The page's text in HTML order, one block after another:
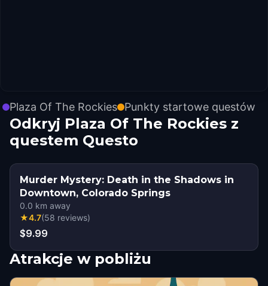
Plaza Of The Rockies Punkty startowe questów
Odkryj Plaza Of The Rockies z
questem Questo
Murder Mystery: Death in the Shadows in
Downtown, Colorado Springs
0.0 km away
★4.7(58 reviews)
$9.99
Atrakcje w pobliżu